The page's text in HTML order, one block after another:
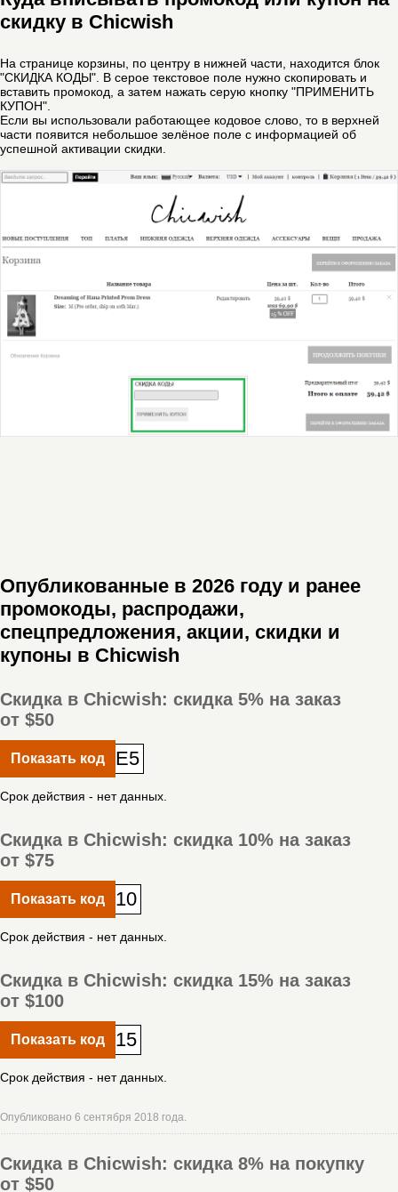
скидку в Chicwish
На странице корзины, по центру в нижней части, находится блок
"СКИДКА КОДЫ". В серое текстовое поле нужно скопировать и
вставить промокод, а затем нажать серую кнопку "ПРИМЕНИТЬ
КУПОН".
Если вы использовали работающее кодовое слово, то в верхней
части появится небольшое зелёное поле с информацией об
успешной активации скидки.
Опубликованные в 2026 году и ранее
промокоды, распродажи,
спецпредложения, акции, скидки и
купоны в Chicwish
Скидка в Chicwish: скидка 5% на заказ
от $50
Показать код E5
Срок действия - нет данных.
Скидка в Chicwish: скидка 10% на заказ
от $75
Показать код 10
Срок действия - нет данных.
Скидка в Chicwish: скидка 15% на заказ
от $100
Показать код 15
Срок действия - нет данных.
Опубликовано 6 сентября 2018 года.
Скидка в Chicwish: скидка 8% на покупку
от $50